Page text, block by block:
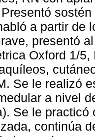
a partir de
presentó
Oxford 1/
Se le realizó
a nivel
Se le
continúa